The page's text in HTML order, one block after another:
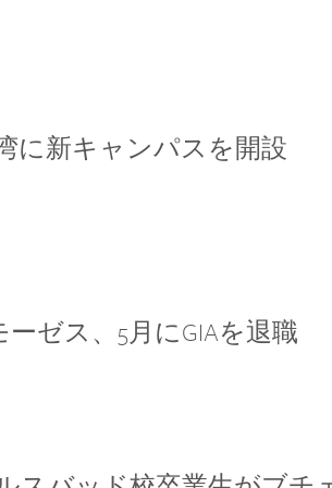
に新キャンパスを開設
ーゼス、5月にGIAを退職